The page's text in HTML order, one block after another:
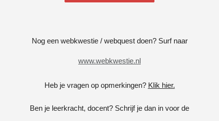
Nog een webkwestie / webquest doen? Surf naar
www.webkwestie.nl
Heb je vragen op opmerkingen? Klik hier.
Ben je leerkracht, docent? Schrijf je dan in voor de